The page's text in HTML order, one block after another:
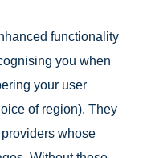
functionality
you when
your user
of region). They
whose